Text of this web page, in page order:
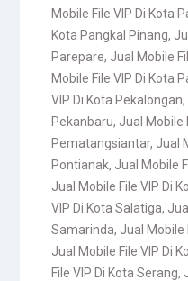
Mobile File VIP Di Kota
Kota Pangkal Pinang,
Parepare, Jual Mobile
Mobile File VIP Di Kota
VIP Di Kota Pekalongan,
Pekanbaru, Jual Mobile
Pematangsiantar, Jual
Pontianak, Jual Mobile
Jual Mobile File VIP Di
VIP Di Kota Salatiga,
Samarinda, Jual Mobile
Jual Mobile File VIP Di
File VIP Di Kota Serang,